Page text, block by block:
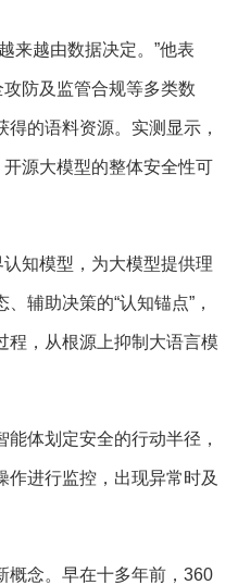
来越由数据决定。”他表
防及监管合规等多类数
的语料资源。实测显示，
源大模型的整体安全性可
知模型，为大模型提供理
辅助决策的“认知锚点”，
程，从根源上抑制大语言模
体划定安全的行动半径，
作进行监控，出现异常时及
概念。早在十多年前，360